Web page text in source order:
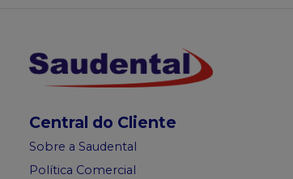
Central do Cliente
Sobre a Saudental
Política Comercial